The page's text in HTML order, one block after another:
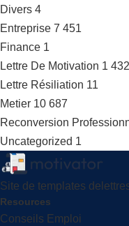
Divers 4
Entreprise 7 451
Finance 1
Lettre De Motivation 1 432
Lettre Résiliation 11
Metier 10 687
Reconversion
Uncategorized 1
Site de templates
Resources
Conseils Emploi